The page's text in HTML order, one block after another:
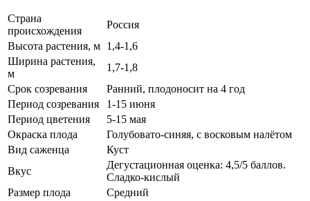
Страна
происхождения
Россия
Высота растения, м 1,4-1,6
Ширина растения,
м
1,7-1,8
Срок созревания
Ранний, плодоносит на 4 год
Период созревания
1-15 июня
Период цветения
5-15 мая
Окраска плода
Голубовато-синяя, с восковым налётом
Вид саженца
Куст
Вкус
Дегустационная оценка: 4,5/5 баллов.
Сладко-кислый
Размер плода
Средний